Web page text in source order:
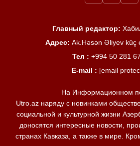
Главный редактор:
Адрес: Ak.Həsən Əliyev küç
Тел : +994 50 281
E-mail : [email
На Информационном
Utro.az наряду с новинками
социальной и культурной жизни
доносятся интересные новости,
странах Кавказа, а также в мире.